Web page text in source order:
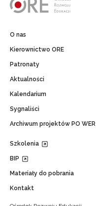
O nas
Kierownictwo ORE
Patronaty
Aktualności
Kalendarium
Sygnaliści
Archiwum projektów PO WER
Szkolenia
BIP
Materiały do pobrania
Kontakt